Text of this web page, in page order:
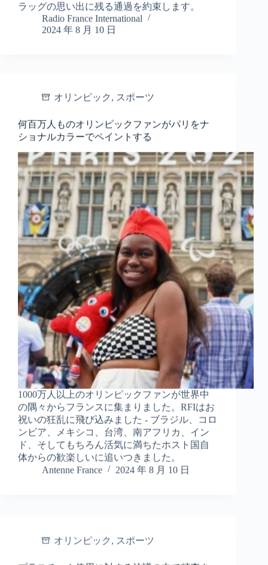
ラッグの思い出に残る通過を約束します。
Radio France International
2024 年 8 月 10 日
オリンピック スポーツ
何百万人ものオリンピックファンがパリをナ
ショナルカラーでペイントする
1000万人以上のオリンピックファンが世界中
の隅々からフランスに集まりました。RFIはお
祝いの狂乱に飛び込みました - ブラジル、コロ
ンビア、メキシコ、台湾、南アフリカ、イン
ド、そしてもちろん活気に満ちたホスト国自
体からの歓楽しいに追いつきました。
Antenne France
2024 年 8 月 10 日
オリンピック スポーツ
プラスチック使用に対する抗議の中で精査さ